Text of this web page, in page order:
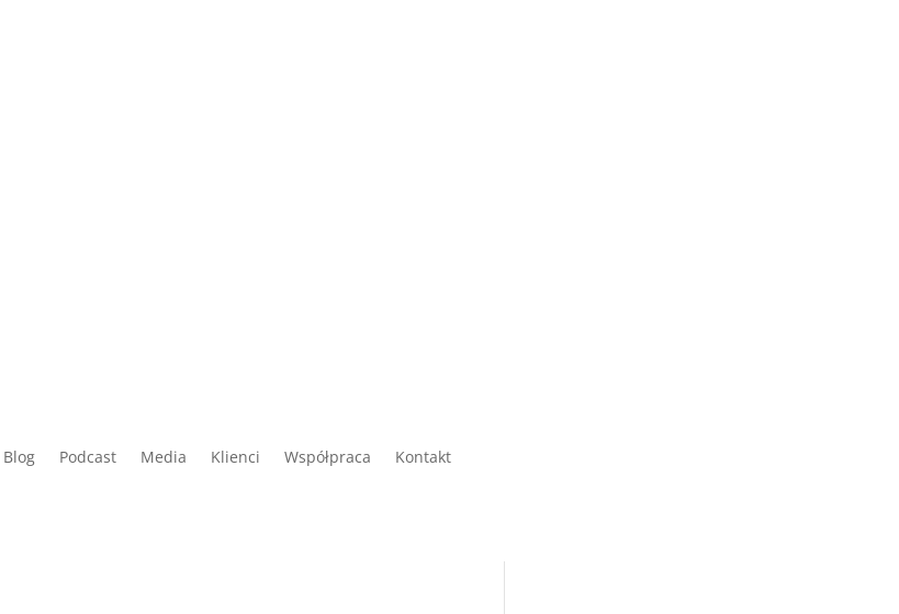
Blog Podcast Media Klienci Współpraca Kontakt